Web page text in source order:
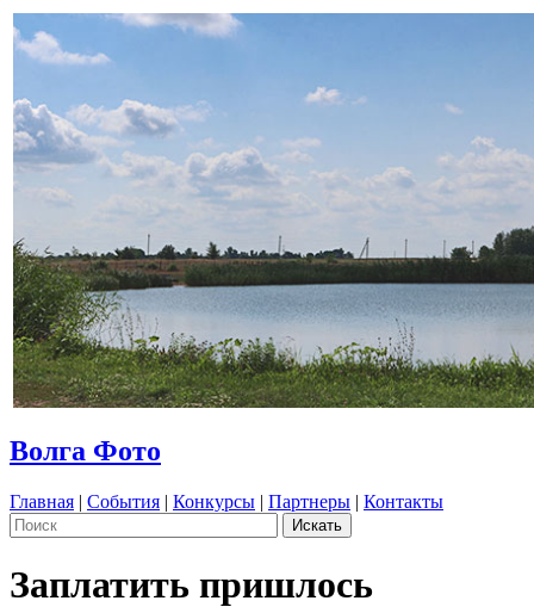
Волга Фото
Главная | События | Конкурсы | Партнеры | Контакты
Заплатить пришлось